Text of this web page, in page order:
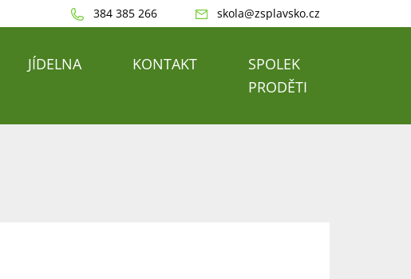
384 385 266 skola@zsplavsko.cz
JÍDELNA KONTAKT
SPOLEK
PRODĚTI